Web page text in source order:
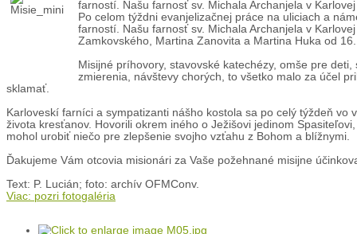
farností. Našu farnosť sv. Michala Archanjela v
Po celom týždni evanjelizačnej práce na uliciach a
farností. Našu farnosť sv. Michala Archanjela v
Zamkovského, Martina Zanovita a Martina Huka od
Misijné príhovory, stavovské katechézy, omše pre
zmierenia, návštevy chorých, to všetko malo za účel
sklamať.
Karloveskí farníci a sympatizanti nášho kostola sa po celý týždeň
života kresťanov. Hovorili okrem iného o Ježišovi jedinom
mohol urobiť niečo pre zlepšenie svojho vzťahu z Bohom a blížnymi.
Ďakujeme Vám otcovia misionári za Vaše požehnané misijne
Text: P. Lucián; foto: archív OFMConv.
Viac: pozri fotogaléria